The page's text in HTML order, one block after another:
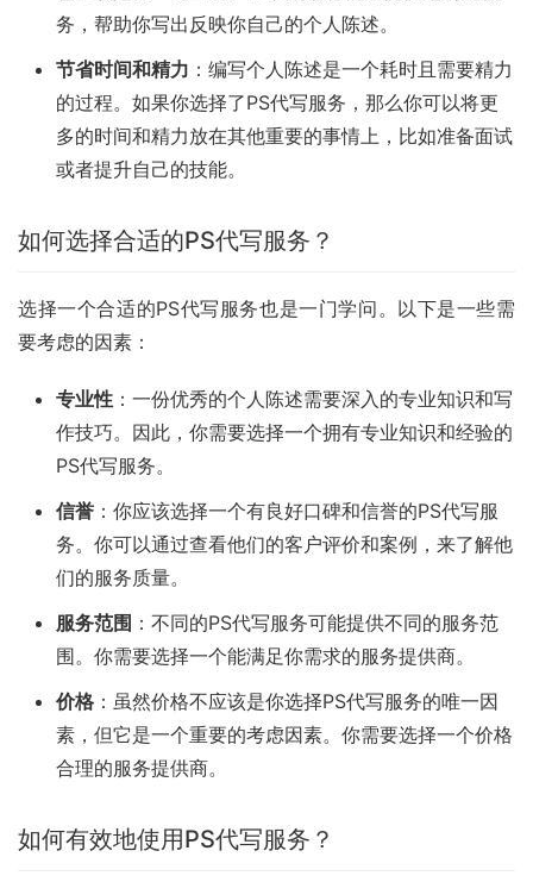
务，帮助你写出反映你自己的个人陈述。
节省时间和精力 ：编写个人陈述是一个耗时且需要精力
的过程。如果你选择了PS代写服务，那么你可以将更
多的时间和精力放在其他重要的事情上，比如准备面试
或者提升自己的技能。
如何选择合适的PS代写服务？
选择一个合适的PS代写服务也是一门学问。以下是一些需
要考虑的因素：
专业性 ：一份优秀的个人陈述需要深入的专业知识和写
作技巧。因此，你需要选择一个拥有专业知识和经验的
PS代写服务。
信誉 ：你应该选择一个有良好口碑和信誉的PS代写服
务。你可以通过查看他们的客户评价和案例，来了解他
们的服务质量。
服务范围 ：不同的PS代写服务可能提供不同的服务范
围。你需要选择一个能满足你需求的服务提供商。
价格 ：虽然价格不应该是你选择PS代写服务的唯一因
素，但它是一个重要的考虑因素。你需要选择一个价格
合理的服务提供商。
如何有效地使用PS代写服务？